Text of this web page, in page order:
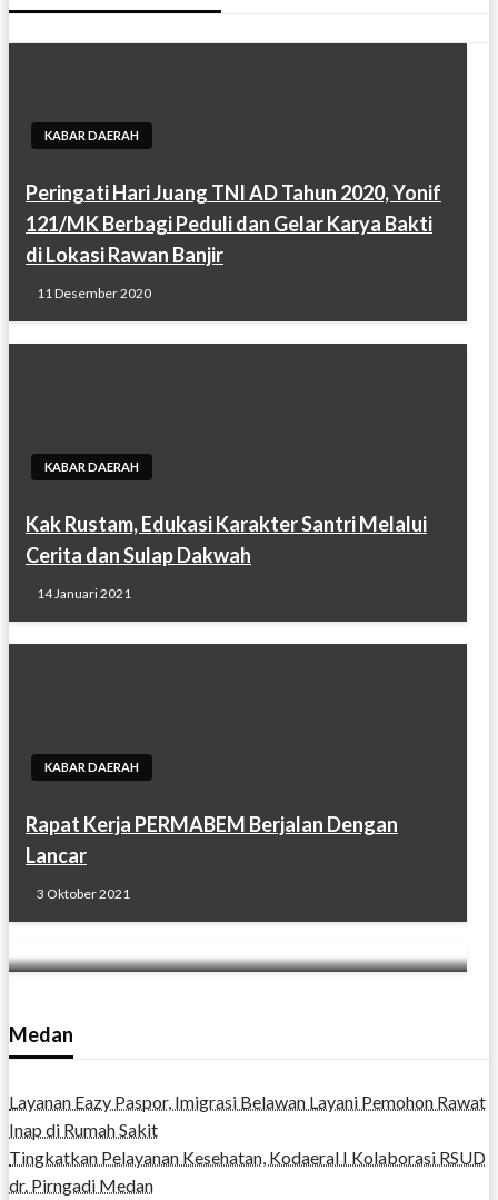
KABAR DAERAH
Peringati Hari Juang TNI AD Tahun 2020, Yonif
121/MK Berbagi Peduli dan Gelar Karya Bakti
di Lokasi Rawan Banjir
11 Desember 2020
KABAR DAERAH
Kak Rustam, Edukasi Karakter Santri Melalui
Cerita dan Sulap Dakwah
14 Januari 2021
KABAR DAERAH
Rapat Kerja PERMABEM Berjalan Dengan
Lancar
3 Oktober 2021
HUKUM DAN KRIMINAL
Diduga Menggelapkan Uang Perusahaan,
Direktur Utama dan Direktur PT. Mina Jaya
Belawan
Medan
Layanan Eazy Paspor, Imigrasi Belawan Layani Pemohon Rawat
Inap di Rumah Sakit
Tingkatkan Pelayanan Kesehatan, Kodaeral I Kolaborasi RSUD
dr. Pirngadi Medan‎